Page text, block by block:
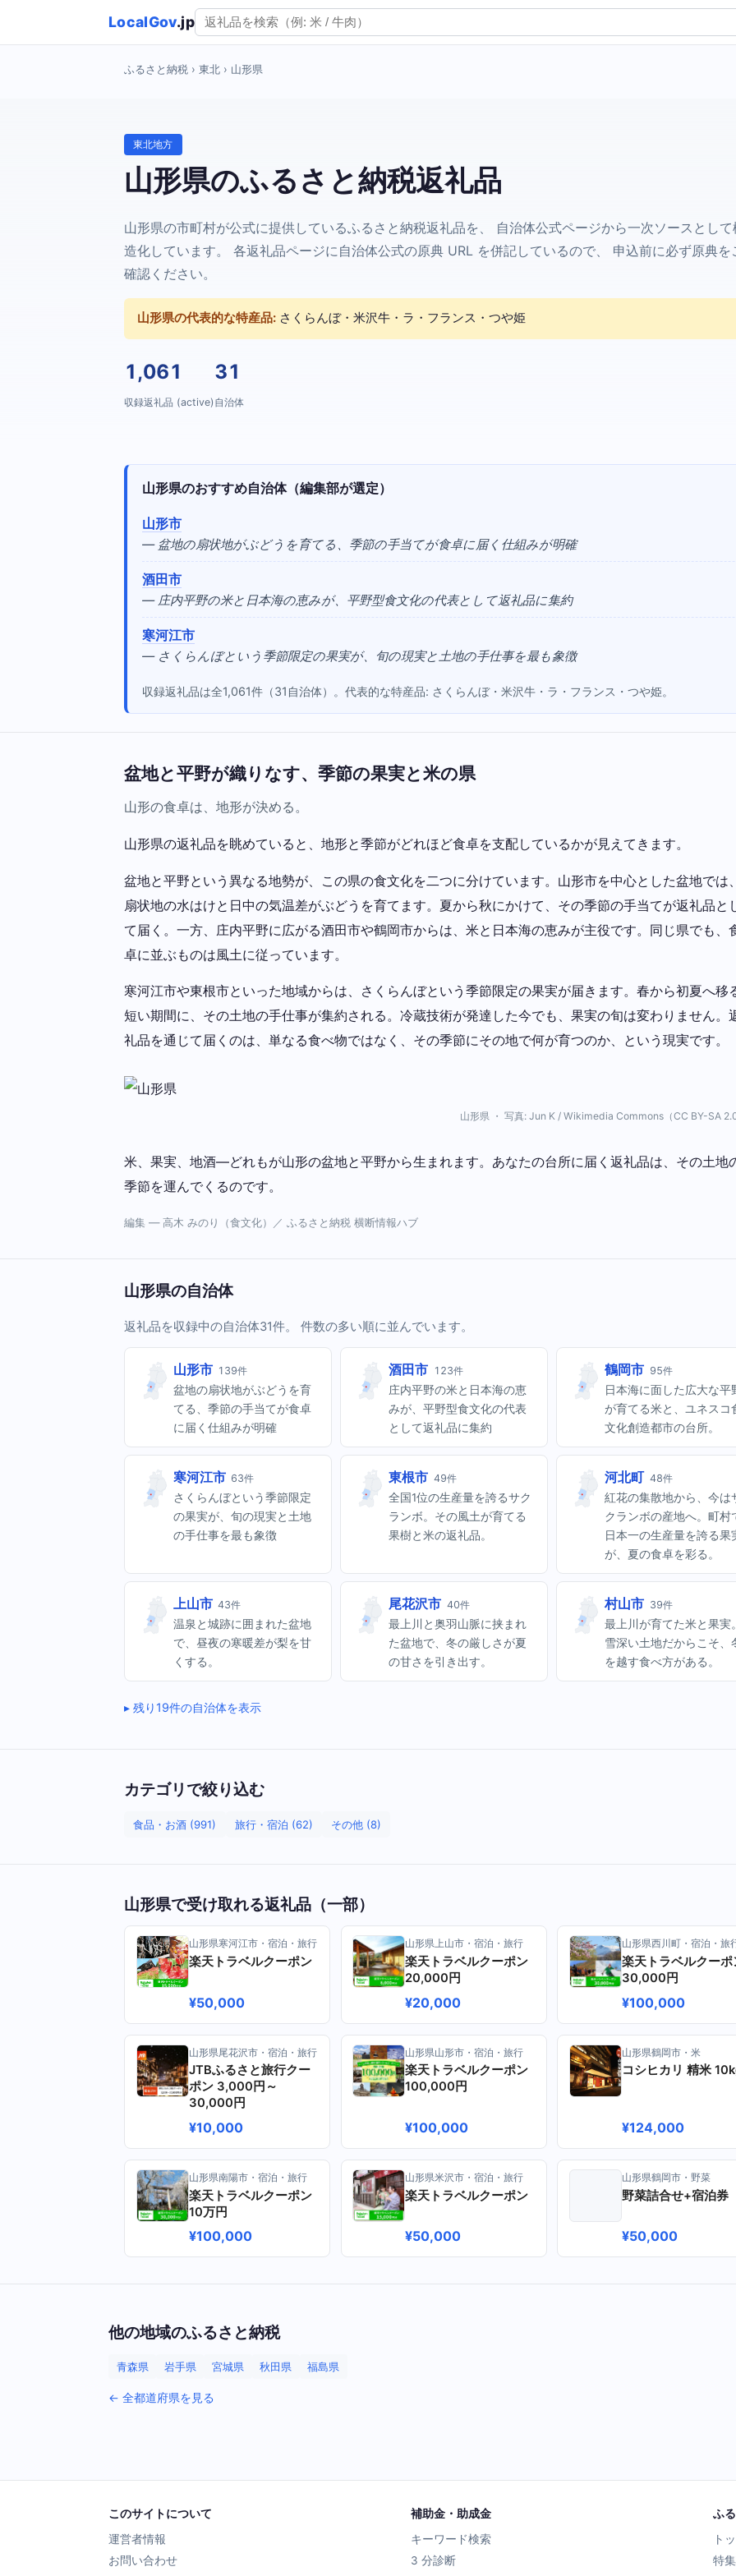
LocalGov.jp
ふるさと納税 › 東北 › 山形県
東北地方
山形県のふるさと納税返礼品
山形県の市町村が公式に提供しているふるさと納税返礼品を、 自治体公式ページから一次ソースとして
造化しています。 各返礼品ページに自治体公式の原典 URL を併記しているので、 申込前に必ず原典を
確認ください。
山形県の代表的な特産品: さくらんぼ・米沢牛・ラ・フランス・つや姫
1,061
収録返礼品 (active)
31
自治体
山形県のおすすめ自治体（編集部が選定）
山形市
— 盆地の扇状地がぶどうを育てる、季節の手当てが食卓に届く仕組みが明確
酒田市
— 庄内平野の米と日本海の恵みが、平野型食文化の代表として返礼品に集約
寒河江市
— さくらんぼという季節限定の果実が、旬の現実と土地の手仕事を最も象徴
収録返礼品は全1,061件（31自治体）。代表的な特産品: さくらんぼ・米沢牛・ラ・フランス・つや姫。
盆地と平野が織りなす、季節の果実と米の県
山形の食卓は、地形が決める。
山形県の返礼品を眺めていると、地形と季節がどれほど食卓を支配しているかが見えてきます。
盆地と平野という異なる地勢が、この県の食文化を二つに分けています。山形市を中心とした盆地では、
扇状地の水はけと日中の気温差がぶどうを育てます。夏から秋にかけて、その季節の手当てが返礼品と
て届く。一方、庄内平野に広がる酒田市や鶴岡市からは、米と日本海の恵みが主役です。同じ県でも、
卓に並ぶものは風土に従っています。
寒河江市や東根市といった地域からは、さくらんぼという季節限定の果実が届きます。春から初夏へ移
短い期間に、その土地の手仕事が集約される。冷蔵技術が発達した今でも、果実の旬は変わりません。
礼品を通じて届くのは、単なる食べ物ではなく、その季節にその地で何が育つのか、という現実です。
山形県 ・ 写真: Jun K / Wikimedia Commons（CC BY-SA 2.0
米、果実、地酒—どれもが山形の盆地と平野から生まれます。あなたの台所に届く返礼品は、その土地
季節を運んでくるのです。
編集 — 高木 みのり（食文化）／ ふるさと納税 横断情報ハブ
山形県の自治体
返礼品を収録中の自治体31件。 件数の多い順に並んでいます。
山形市 139件
盆地の扇状地がぶどうを育
てる、季節の手当てが食卓
に届く仕組みが明確
酒田市 123件
庄内平野の米と日本海の恵
みが、平野型食文化の代表
として返礼品に集約
鶴岡市 95件
日本海に面した広大な平
が育てる米と、ユネスコ
文化創造都市の台所。
寒河江市 63件
さくらんぼという季節限定
の果実が、旬の現実と土地
の手仕事を最も象徴
東根市 49件
全国1位の生産量を誇るサク
ランボ。その風土が育てる
果樹と米の返礼品。
河北町 48件
紅花の集散地から、今は
クランボの産地へ。町村
日本一の生産量を誇る果
が、夏の食卓を彩る。
上山市 43件
温泉と城跡に囲まれた盆地
で、昼夜の寒暖差が梨を甘
くする。
尾花沢市 40件
最上川と奥羽山脈に挟まれ
た盆地で、冬の厳しさが夏
の甘さを引き出す。
村山市 39件
最上川が育てた米と果実。
雪深い土地だからこそ、
を越す食べ方がある。
残り19件の自治体を表示
カテゴリで絞り込む
食品・お酒 (991) 旅行・宿泊 (62) その他 (8)
山形県で受け取れる返礼品（一部）
山形県寒河江市・宿泊・旅行
楽天トラベルクーポン
¥50,000
山形県上山市・宿泊・旅行
楽天トラベルクーポン
20,000円
¥20,000
山形県西川町・宿泊・旅
楽天トラベルクーポ
30,000円
¥100,000
山形県尾花沢市・宿泊・旅行
JTBふるさと旅行クー
ポン 3,000円～
30,000円
¥10,000
山形県山形市・宿泊・旅行
楽天トラベルクーポン
100,000円
¥100,000
山形県鶴岡市・米
コシヒカリ 精米
¥124,000
山形県南陽市・宿泊・旅行
楽天トラベルクーポン
10万円
¥100,000
山形県米沢市・宿泊・旅行
楽天トラベルクーポン
¥50,000
山形県鶴岡市・野菜
野菜詰合せ+宿泊券
¥50,000
他の地域のふるさと納税
青森県 岩手県 宮城県 秋田県 福島県
← 全都道府県を見る
このサイトについて
運営者情報
お問い合わせ
補助金・助成金
キーワード検索
3 分診断
ふ
ト
特